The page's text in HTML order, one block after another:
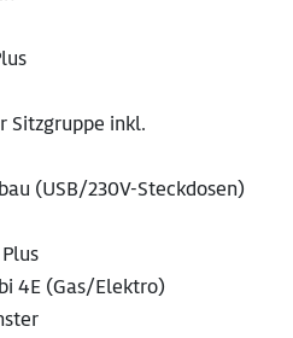
Sitzgruppe inkl.
(USB/230V-Steckdosen)
4E (Gas/Elektro)